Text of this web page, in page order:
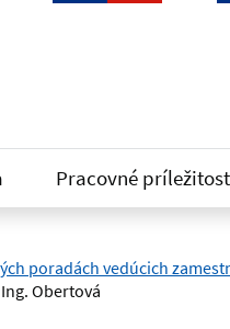
Pracovné
poradách vedúcich
Obertová